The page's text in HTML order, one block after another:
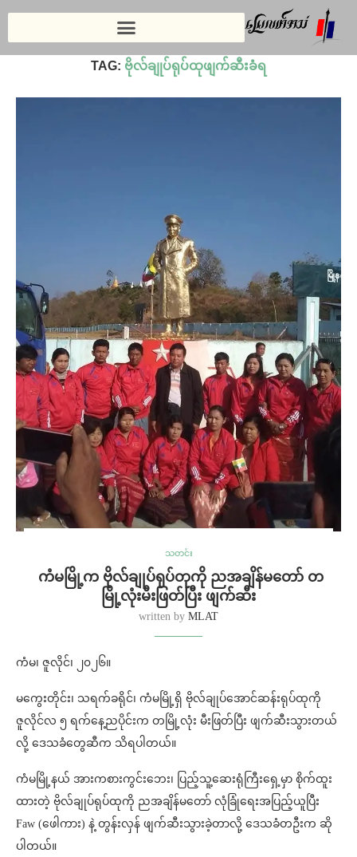
ဗိုလ်ချုပ်ရုပ်ထုဖျက်ဆီးခံရ
TAG: ဗိုလ်ချုပ်ရုပ်ထုဖျက်ဆီးခံရ
သတင်း
⁩ ⁨ကံမမြို့က ဗိုလ်ချုပ်ရုပ်တုကို ညအချိန်မတော် တ
မြို့လုံးမီးဖြတ်ပြီး ဖျက်ဆီး
written by MLAT
ကံမ၊ ဇူလိုင်၊ ၂၀၂၆။
မကွေးတိုင်း၊ သရက်ခရိုင်၊ ကံမမြို့ရှိ ဗိုလ်ချုပ်အောင်ဆန်းရုပ်ထုကို
ဇူလိုင်လ ၅ ရက်နေ့ညပိုင်းက တမြို့လုံး မီးဖြတ်ပြီး ဖျက်ဆီးသွားတယ်
လို့ ဒေသခံတွေဆီက သိရပါတယ်။
ကံမမြို့နယ် အားကစားကွင်းဘေး၊ ပြည့်သူ့ဆေးရုံကြီးရှေ့မှာ စိုက်ထူး
ထားတဲ့ ဗိုလ်ချုပ်ရုပ်ထုကို ညအချိန်မတော် လုံခြုံရေးအပြည့်ယူပြီး
Faw (ဖေါကား) နဲ့ တွန်းလှန် ဖျက်ဆီးသွားခဲ့တာလို့ ဒေသခံတဦးက ဆို
ပါတယ်။